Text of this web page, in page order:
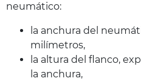
neumático:
la anchura del
milímetros,
la altura del flanco,
la anchura,